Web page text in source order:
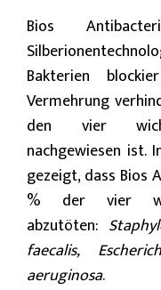
Bios
Bakterien
Vermehrung
den vier
nachgewiesen ist.
gezeigt, dass Bios
% der vier
abzutöten:
faecalis,
aeruginosa.